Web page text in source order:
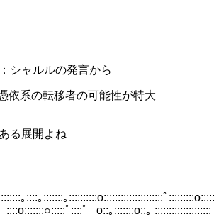
の発言から
者の可能性が特大
開よね
｡::::｡:::::::｡::::::::::o:::::::::::::::::::::ﾟ
ﾟ::::゜ o::｡:::::::o::｡ ::::::::::::::::::::